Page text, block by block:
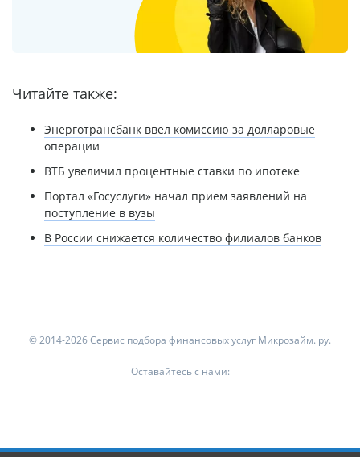
Читайте также:
Энерготрансбанк ввел комиссию за долларовые
операции
ВТБ увеличил процентные ставки по ипотеке
Портал «Госуслуги» начал прием заявлений на
поступление в вузы
В России снижается количество филиалов банков
© 2014-2026 Сервис подбора финансовых услуг Микрозайм. ру.
Оставайтесь с нами: